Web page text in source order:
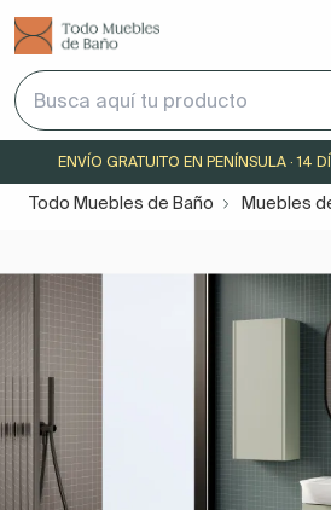
ENVÍO GRATUITO EN PENÍNSULA · 14
Todo Muebles de Baño Muebles